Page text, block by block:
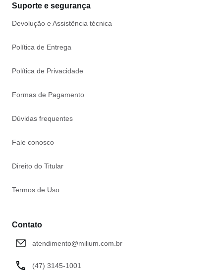
Suporte e segurança
Devolução e Assistência técnica
Política de Entrega
Política de Privacidade
Formas de Pagamento
Dúvidas frequentes
Fale conosco
Direito do Titular
Termos de Uso
Contato
atendimento@milium.com.br
(47) 3145-1001